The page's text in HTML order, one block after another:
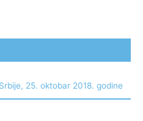
25. oktobar 2018. godine